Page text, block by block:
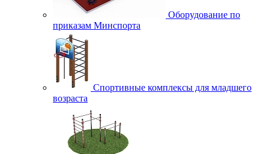
Оборудование по
приказам Минспорта
Спортивные комплексы для младшего
возраста